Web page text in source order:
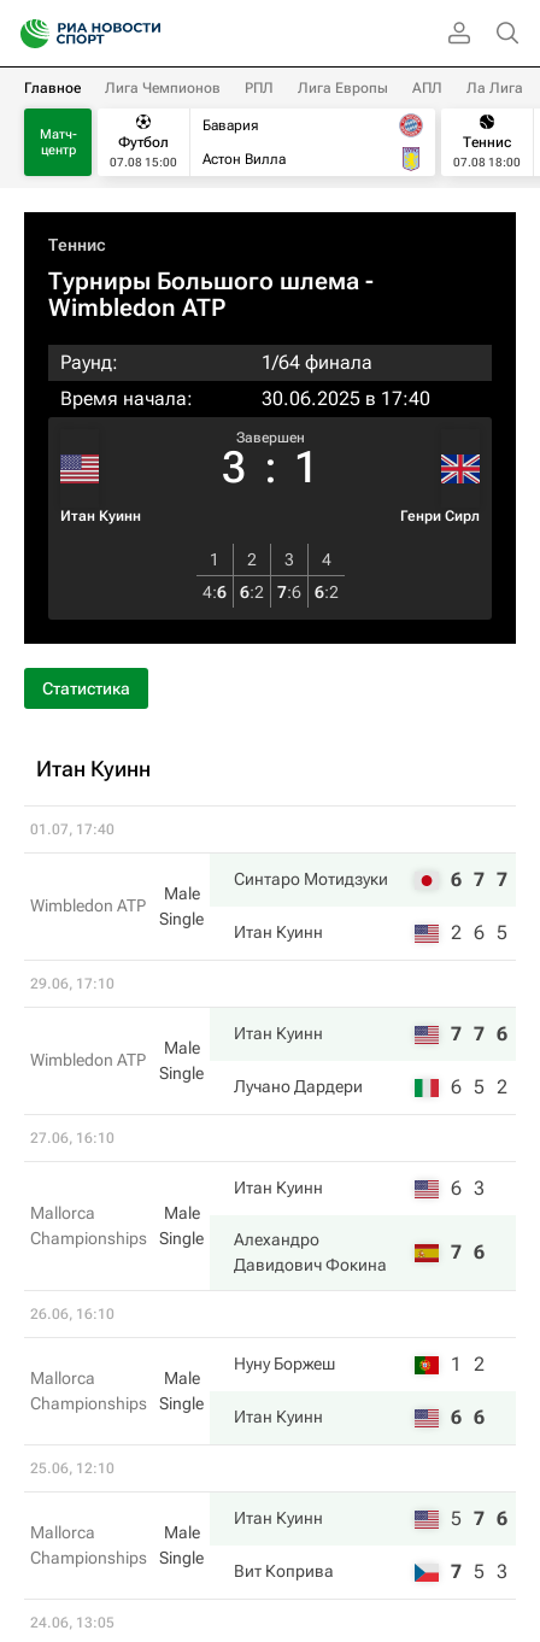
Главное Лига Чемпионов РПЛ Лига Европы АПЛ Ла Лига
Матч-
центр
Футбол
07.08 15:00
Бавария
Астон Вилла
Теннис
07.08 18:00
Теннис
Турниры Большого шлема -
Wimbledon ATP
Раунд:
1/64 финала
Время начала:
30.06.2025 в 17:40
Итан Куинн
Завершен
3 : 1
Генри Сирл
1 2 3
4
4:6 6:2 7:6 6:2
Статистика
Итан Куинн
01.07, 17:40
Wimbledon ATP
Male
Single
Синтаро Мотидзуки 6 7 7
Итан Куинн 2 6 5
29.06, 17:10
Wimbledon ATP
Male
Single
Итан Куинн 7 7 6
Лучано Дардери 6 5 2
27.06, 16:10
Mallorca
Championships
Male
Single
Итан Куинн 6 3
Алехандро
Давидович Фокина
7 6
26.06, 16:10
Mallorca
Championships
Male
Single
Нуну Боржеш 1 2
Итан Куинн 6 6
25.06, 12:10
Mallorca
Championships
Male
Single
Итан Куинн 5 7 6
Вит Коприва 7 5 3
24.06, 13:05